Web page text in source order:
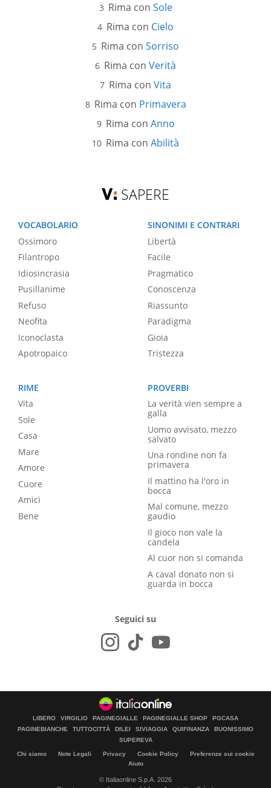
Rima con Sole
Rima con Cielo
Rima con Sorriso
Rima con Verità
Rima con Vita
Rima con Primavera
Rima con Anno
Rima con Abilità
SAPERE
VOCABOLARIO
Ossimoro
Filantropo
Idiosincrasia
Pusillanime
Refuso
Neofita
Iconoclasta
Apotropaico
SINONIMI E CONTRARI
Libertà
Facile
Pragmatico
Conoscenza
Riassunto
Paradigma
Gioia
Tristezza
RIME
Vita
Sole
Casa
Mare
Amore
Cuore
Amici
Bene
PROVERBI
La verità vien sempre a
galla
Uomo avvisato, mezzo
salvato
Una rondine non fa
primavera
Il mattino ha l'oro in
bocca
Mal comune, mezzo
gaudio
Il gioco non vale la
candela
Al cuor non si comanda
A caval donato non si
guarda in bocca
Seguici su
LIBERO VIRGILIO PAGINEGIALLE PAGINEGIALLE SHOP
PGCASA
PAGINEBIANCHE
TUTTOCITTÀ DILEI SIVIAGGIA QUIFINANZA
BUONISSIMO
SUPEREVA
Chi siamo Note Legali Privacy Cookie Policy
Preferenze sui cookie
Aiuto
© Italiaonline S.p.A. 2026